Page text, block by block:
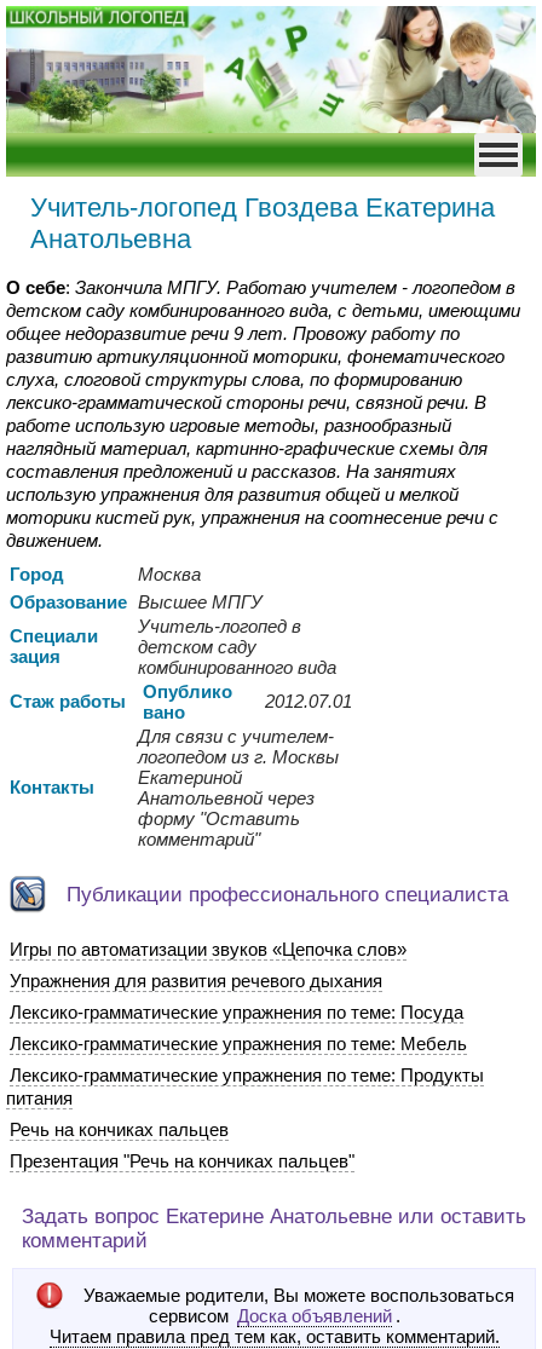
Учитель-логопед Гвоздева Екатерина
Анатольевна
О себе: Закончила МПГУ. Работаю учителем - логопедом в
детском саду комбинированного вида, с детьми, имеющими
общее недоразвитие речи 9 лет. Провожу работу по
развитию артикуляционной моторики, фонематического
слуха, слоговой структуры слова, по формированию
лексико-грамматической стороны речи, связной речи. В
работе использую игровые методы, разнообразный
наглядный материал, картинно-графические схемы для
составления предложений и рассказов. На занятиях
использую упражнения для развития общей и мелкой
моторики кистей рук, упражнения на соотнесение речи с
движением.
Город
Москва
Образование Высшее МПГУ
Специали
зация
Учитель-логопед в
детском саду
комбинированного вида
Стаж работы
Опублико
вано
2012.07.01
Контакты
Для связи с учителем-
логопедом из г. Москвы
Екатериной
Анатольевной через
форму "Оставить
комментарий"
Публикации профессионального специалиста
Игры по автоматизации звуков «Цепочка слов»
Упражнения для развития речевого дыхания
Лексико-грамматические упражнения по теме: Посуда
Лексико-грамматические упражнения по теме: Мебель
Лексико-грамматические упражнения по теме: Продукты
питания
Речь на кончиках пальцев
Презентация "Речь на кончиках пальцев"
Задать вопрос Екатерине Анатольевне или оставить
комментарий
Уважаемые родители, Вы можете воспользоваться
сервисом Доска объявлений .
Читаем правила пред тем как, оставить комментарий.